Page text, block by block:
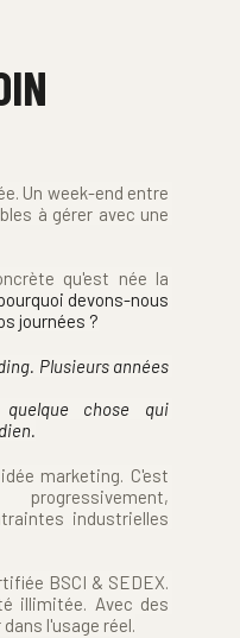
Un week-end entre
à gérer avec une
qu'est née la
devons-nous
journées ?
Plusieurs années
chose qui
marketing. C'est
industrielles
BSCI & SEDEX.
illimitée. Avec des
l'usage réel.